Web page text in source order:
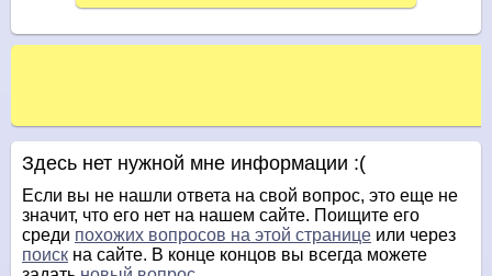
Здесь нет нужной мне информации :(
Если вы не нашли ответа на свой вопрос, это еще не
значит, что его нет на нашем сайте. Поищите его
среди похожих вопросов на этой странице или через
поиск на сайте. В конце концов вы всегда можете